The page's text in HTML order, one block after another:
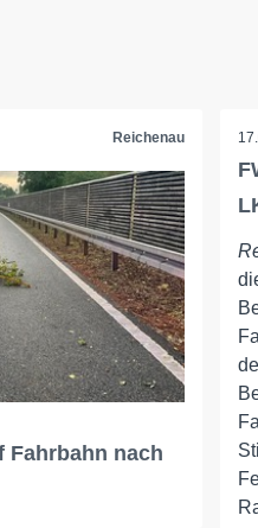
Reichenau
Fahrbahn nach